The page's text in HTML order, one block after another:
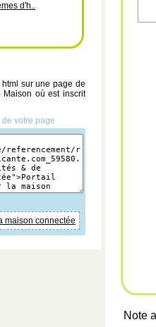
d'h..
html sur une page de
où est inscrit
votre page
maison connectée
Note